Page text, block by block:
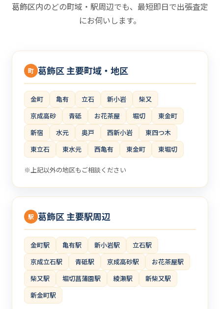
葛飾区内のどの町域・駅周辺でも、最短即日で出張査定
にお伺いします。
町 葛飾区 主要町域・地区
金町 亀有 立石 新小岩
柴又
京成高砂
青砥 お花茶屋 堀切
東金町
新宿
水元 奥戸 西新小岩
東四つ木
東立石
東水元 西亀有 東金町 東堀切
※上記以外の地区もご相談ください
駅 葛飾区 主要駅周辺
金町駅 亀有駅 新小岩駅
立石駅
京成立石駅
青砥駅 京成高砂駅
お花茶屋駅
柴又駅
堀切菖蒲園駅 綾瀬駅
新柴又駅
新金町駅